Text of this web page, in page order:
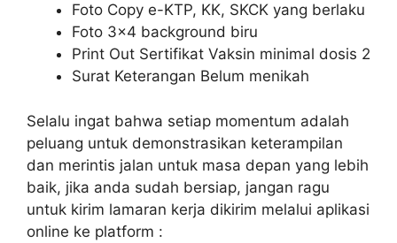
Foto Copy e-KTP, KK, SKCK yang berlaku
Foto 3×4 background biru
Print Out Sertifikat Vaksin minimal dosis 2
Surat Keterangan Belum menikah
Selalu ingat bahwa setiap momentum adalah
peluang untuk demonstrasikan keterampilan
dan merintis jalan untuk masa depan yang lebih
baik, jika anda sudah bersiap, jangan ragu
untuk kirim lamaran kerja dikirim melalui aplikasi
online ke platform :